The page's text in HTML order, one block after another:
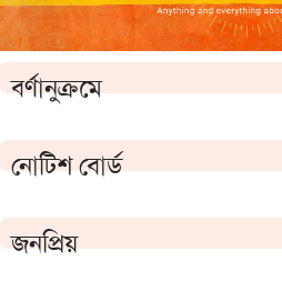
বর্ণানুক্রমে
নোটিশ বোর্ড
জনপ্রিয়